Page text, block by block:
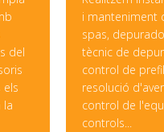
del
els
la
i manteniment
spas,
tècnic de
control de
resolució
control de
controls...